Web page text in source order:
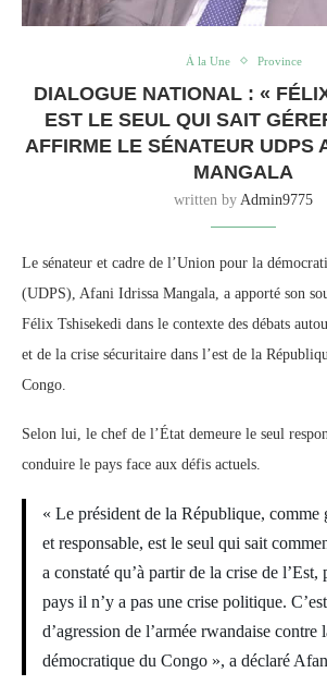
À la Une Province
DIALOGUE NATIONAL : «
EST LE SEUL QUI SAIT
AFFIRME LE SÉNATEUR UDPS
MANGALA
written by Admin9775
Le sénateur et cadre de l’Union pour la
(UDPS), Afani Idrissa Mangala, a apporté son
Félix Tshisekedi dans le contexte des débats
et de la crise sécuritaire dans l’est de la
Congo.
Selon lui, le chef de l’État demeure le seul
conduire le pays face aux défis actuels.
« Le président de la République, comme
et responsable, est le seul qui sait
a constaté qu’à partir de la crise de l’Est,
pays il n’y a pas une crise politique.
d’agression de l’armée rwandaise contre
démocratique du Congo », a déclaré